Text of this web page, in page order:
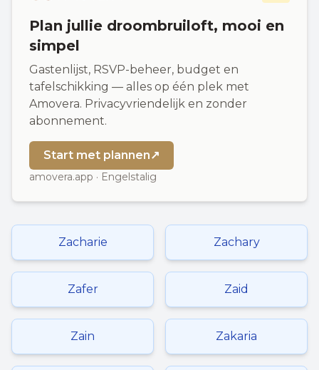
Plan jullie droombruiloft, mooi en
simpel
Gastenlijst, RSVP-beheer, budget en
tafelschikking — alles op één plek met
Amovera. Privacyvriendelijk en zonder
abonnement.
Start met plannen↗
amovera.app · Engelstalig
Zacharie Zachary
Zafer Zaid
Zain Zakaria